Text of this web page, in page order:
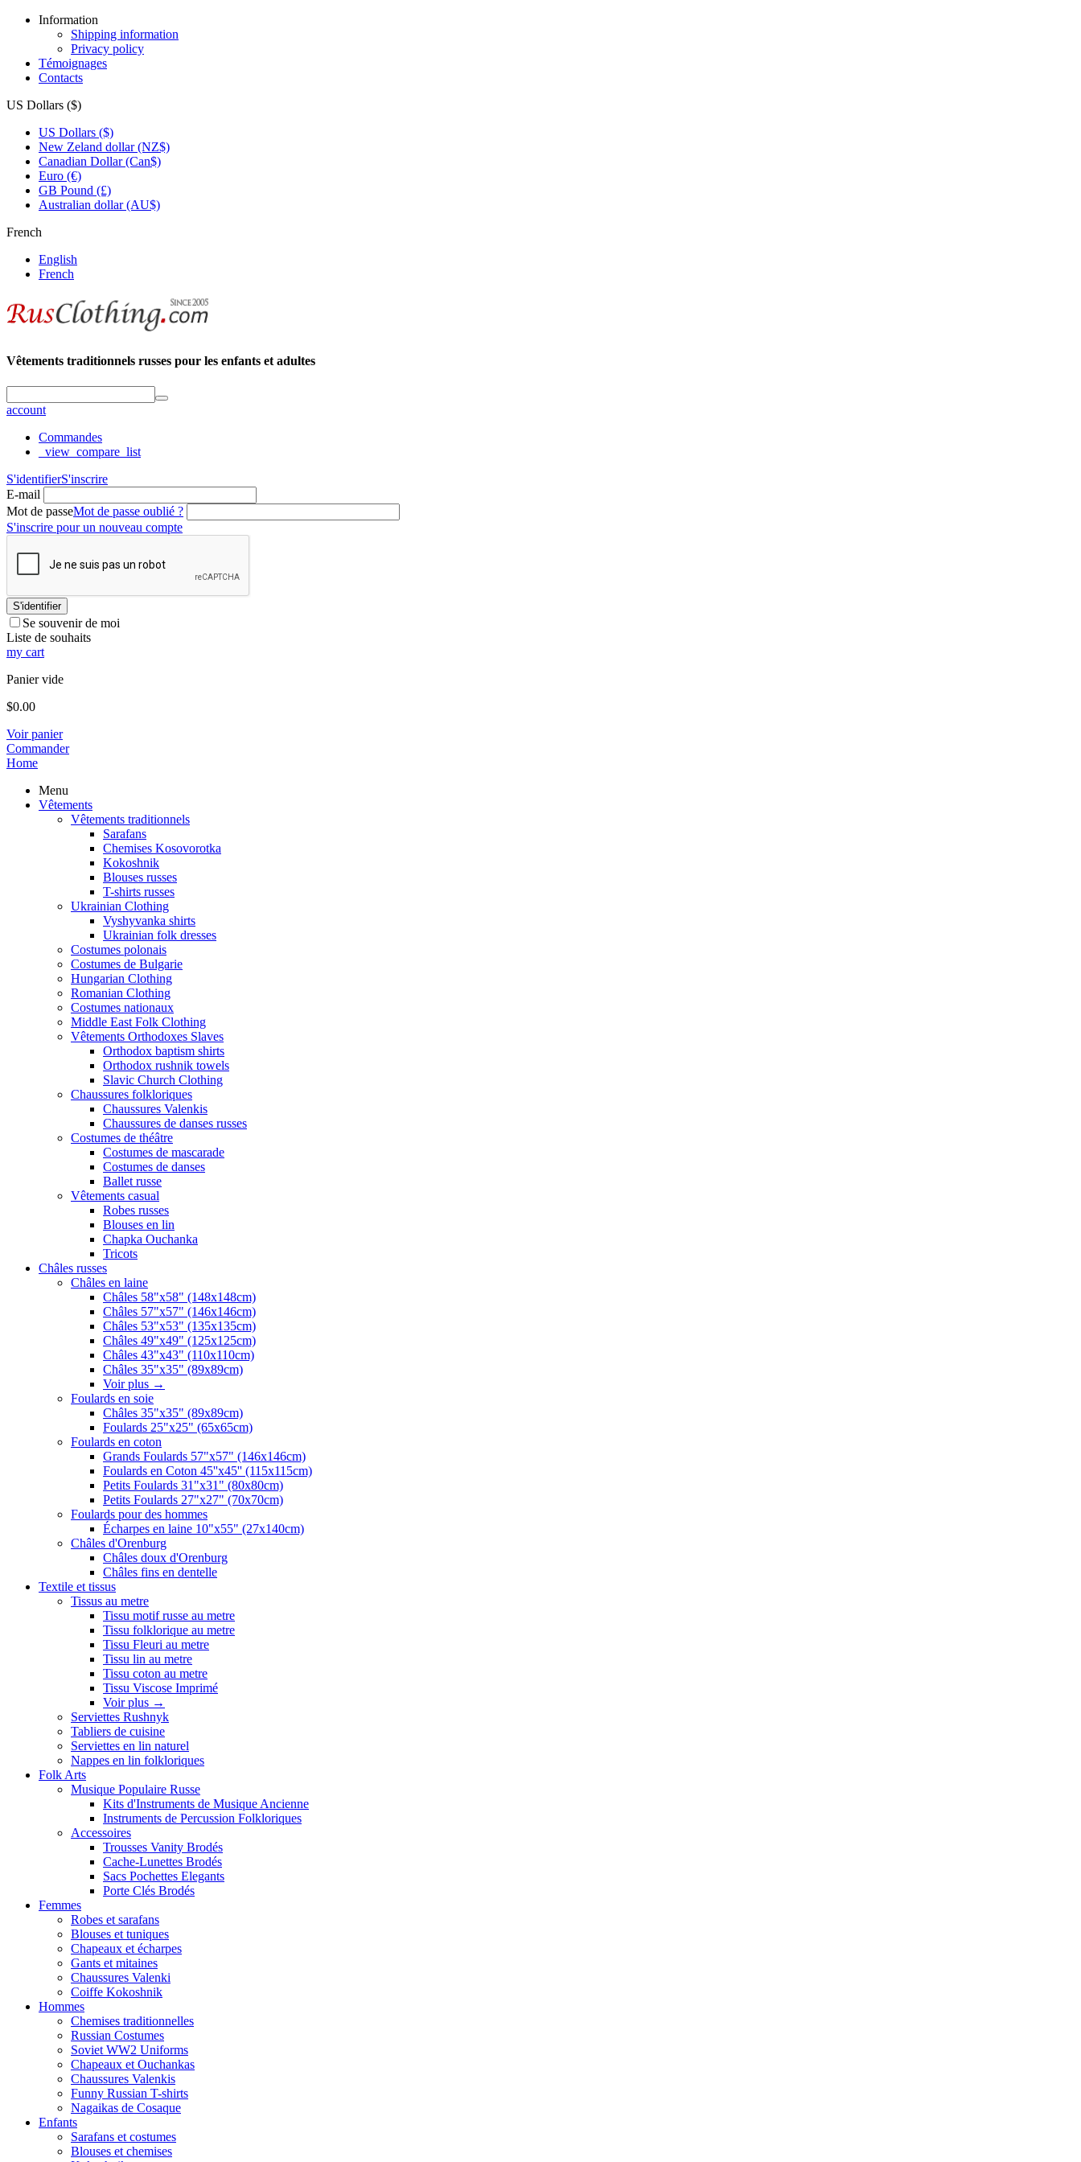
Information
Shipping information
Privacy policy
Témoignages
Contacts
US Dollars ($)
US Dollars ($)
New Zeland dollar (NZ$)
Canadian Dollar (Can$)
Euro (€)
GB Pound (£)
Australian dollar (AU$)
French
English
French
Vêtements traditionnels russes pour les enfants et adultes
account
Commandes
_view_compare_list
S'identifierS'inscrire
E-mail
Mot de passeMot de passe oublié ?
S'inscrire pour un nouveau compte
S'identifier
Se souvenir de moi
Liste de souhaits
my cart
Panier vide
$0.00
Voir panier
Commander
Home
Menu
Vêtements
Vêtements traditionnels
Sarafans
Chemises Kosovorotka
Kokoshnik
Blouses russes
T-shirts russes
Ukrainian Clothing
Vyshyvanka shirts
Ukrainian folk dresses
Costumes polonais
Costumes de Bulgarie
Hungarian Clothing
Romanian Clothing
Costumes nationaux
Middle East Folk Clothing
Vêtements Orthodoxes Slaves
Orthodox baptism shirts
Orthodox rushnik towels
Slavic Church Clothing
Chaussures folkloriques
Chaussures Valenkis
Chaussures de danses russes
Costumes de théâtre
Costumes de mascarade
Costumes de danses
Ballet russe
Vêtements casual
Robes russes
Blouses en lin
Chapka Ouchanka
Tricots
Châles russes
Châles en laine
Châles 58"x58" (148x148cm)
Châles 57"x57" (146x146cm)
Châles 53"x53" (135x135cm)
Châles 49"x49" (125x125cm)
Châles 43"x43" (110x110cm)
Châles 35"x35" (89x89cm)
Voir plus →
Foulards en soie
Châles 35"x35" (89x89cm)
Foulards 25"x25" (65x65cm)
Foulards en coton
Grands Foulards 57"x57" (146x146cm)
Foulards en Coton 45''x45'' (115x115cm)
Petits Foulards 31"x31" (80x80cm)
Petits Foulards 27"x27" (70x70cm)
Foulards pour des hommes
Écharpes en laine 10"x55" (27x140cm)
Châles d'Orenburg
Châles doux d'Orenburg
Châles fins en dentelle
Textile et tissus
Tissus au metre
Tissu motif russe au metre
Tissu folklorique au metre
Tissu Fleuri au metre
Tissu lin au metre
Tissu coton au metre
Tissu Viscose Imprimé
Voir plus →
Serviettes Rushnyk
Tabliers de cuisine
Serviettes en lin naturel
Nappes en lin folkloriques
Folk Arts
Musique Populaire Russe
Kits d'Instruments de Musique Ancienne
Instruments de Percussion Folkloriques
Accessoires
Trousses Vanity Brodés
Cache-Lunettes Brodés
Sacs Pochettes Elegants
Porte Clés Brodés
Femmes
Robes et sarafans
Blouses et tuniques
Chapeaux et écharpes
Gants et mitaines
Chaussures Valenki
Coiffe Kokoshnik
Hommes
Chemises traditionnelles
Russian Costumes
Soviet WW2 Uniforms
Chapeaux et Ouchankas
Chaussures Valenkis
Funny Russian T-shirts
Nagaikas de Cosaque
Enfants
Sarafans et costumes
Blouses et chemises